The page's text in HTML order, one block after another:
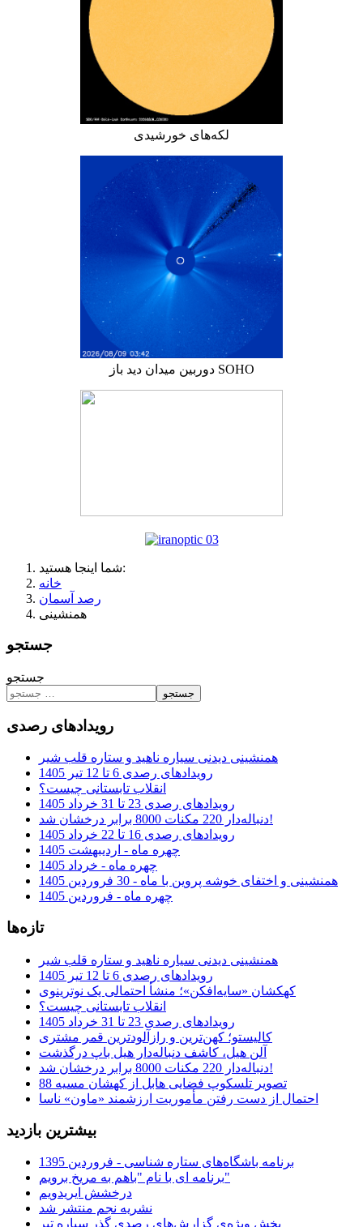
لکه‌های خورشیدی
دوربین میدان دید باز SOHO
شما اینجا هستید:
خانه
رصد آسمان
همنشینی
جستجو
جستجو
جستجو
رویدادهای رصدی
همنشینی دیدنی سیاره ناهید و ستاره قلب شیر
رویدادهای رصدی 6 تا 12 تیر 1405
انقلاب تابستانی چیست؟
رویدادهای رصدی 23 تا 31 خرداد 1405
دنباله‌دار 220 مکنات 8000 برابر درخشان شد!
رویدادهای رصدی 16 تا 22 خرداد 1405
چهره ماه - اردیبهشت 1405
چهره ماه - خرداد 1405
همنشینی و اختفای خوشه پروین با ماه - 30 فروردین 1405
چهره ماه - فروردین 1405
تازه‌ها
همنشینی دیدنی سیاره ناهید و ستاره قلب شیر
رویدادهای رصدی 6 تا 12 تیر 1405
کهکشان «سایه‌افکن»؛ منشأ احتمالی یک نوترینوی
انقلاب تابستانی چیست؟
رویدادهای رصدی 23 تا 31 خرداد 1405
کالیستو؛ کهن‌ترین و رازآلودترین قمر مشتری
آلن هیل، کاشف دنباله‌دار هیل باپ درگذشت
دنباله‌دار 220 مکنات 8000 برابر درخشان شد!
تصویر تلسکوپ فضایی هابل از کهشان مسیه 88
احتمال از دست رفتن مأموریت ارزشمند «ماون» ناسا
بیشترین بازدید
برنامه باشگاه‌های ستاره شناسی - فروردین 1395
برنامه ای با نام "باهم به مریخ برویم"
درخشش ایریدویم
نشریه نجم منتشر شد
بخش ویژه‌ی گزارش‌های رصدی گذر سیاره تیر